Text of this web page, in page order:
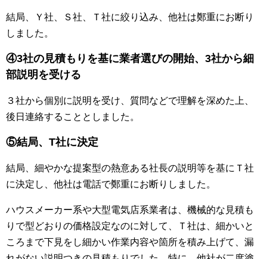
結局、Ｙ社、Ｓ社、Ｔ社に絞り込み、他社は鄭重にお断り
しました。
④3社の見積もりを基に業者選びの開始、 3社から細
部説明を受ける
３社から個別に説明を受け、質問などで理解を深めた上、
後日連絡することとしました。
⑤結局、T社に決定
結局、細やかな提案型の熱意ある社長の説明等を基にＴ社
に決定し、他社は電話で鄭重にお断りしました。
ハウスメーカー系や大型電気店系業者は、機械的な見積も
りで型どおりの価格設定なのに対して、Ｔ社は、細かいと
ころまで下見をし細かい作業内容や箇所を積み上げて、漏